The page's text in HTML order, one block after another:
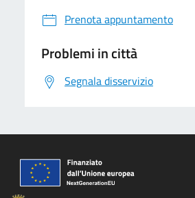
Prenota appuntamento
Problemi in città
Segnala disservizio